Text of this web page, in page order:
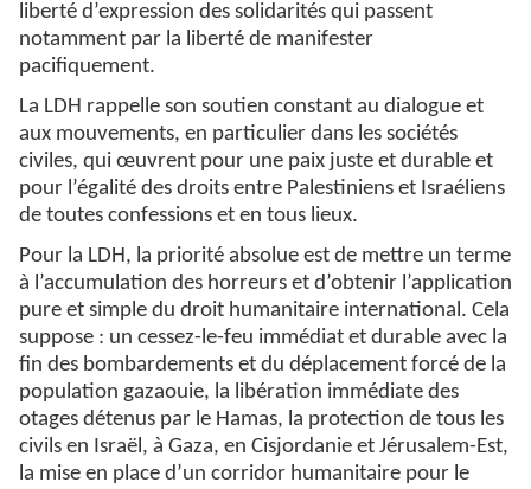
liberté d’expression des solidarités qui passent
notamment par la liberté de manifester
pacifiquement.
La LDH rappelle son soutien constant au dialogue et
aux mouvements, en particulier dans les sociétés
civiles, qui œuvrent pour une paix juste et durable et
pour l’égalité des droits entre Palestiniens et Israéliens
de toutes confessions et en tous lieux.
Pour la LDH, la priorité absolue est de mettre un terme
à l’accumulation des horreurs et d’obtenir l’application
pure et simple du droit humanitaire international. Cela
suppose : un cessez-le-feu immédiat et durable avec la
fin des bombardements et du déplacement forcé de la
population gazaouie, la libération immédiate des
otages détenus par le Hamas, la protection de tous les
civils en Israël, à Gaza, en Cisjordanie et Jérusalem-Est,
la mise en place d’un corridor humanitaire pour le